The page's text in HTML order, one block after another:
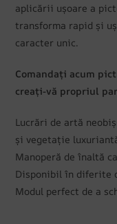
aplicării ușoare a
transforma rapid și
caracter unic.
Comandați acum
creați-vă propriul
Lucrări de artă
și vegetație
Manoperă de înaltă
Disponibil în diferite
Modul perfect de a